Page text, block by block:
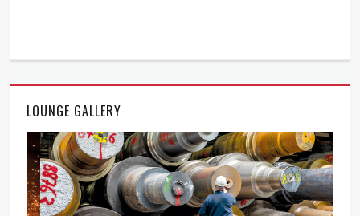
LOUNGE GALLERY